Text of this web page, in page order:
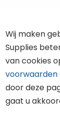
Wij maken
Supplies
van cookies
voorwaarden
door deze
gaat u